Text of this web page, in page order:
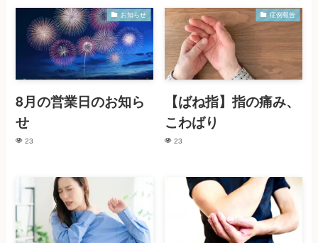
お知らせ
8月の営業日のお知ら
せ
23
症例報告
【ばね指】指の痛み、
こわばり
23